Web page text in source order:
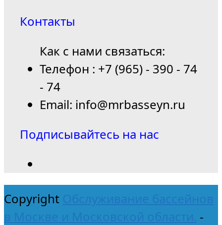
Контакты
Как с нами связаться:
Телефон : +7 (965) - 390 - 74
- 74
Email: info@mrbasseyn.ru
Подписывайтесь на нас
Copyright Обслуживание бассейнов
в Москве и Московской области. -